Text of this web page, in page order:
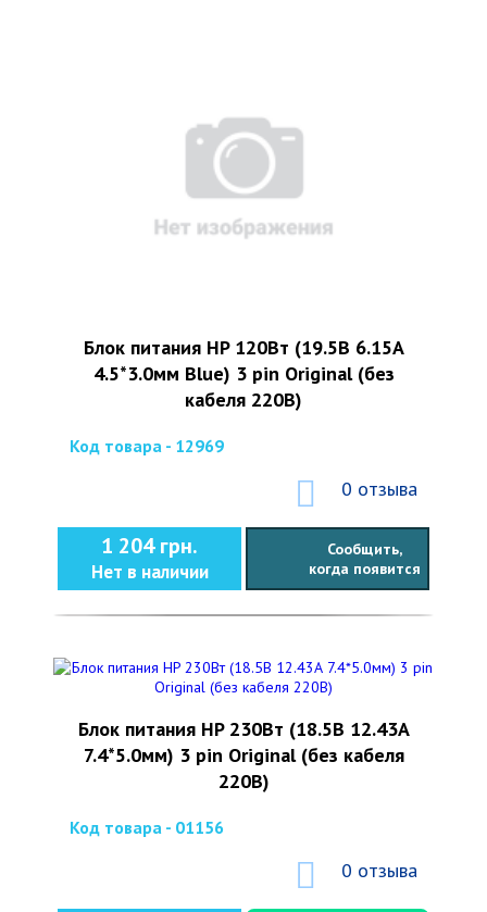
Блок питания HP 120Вт (19.5В 6.15А
4.5*3.0мм Blue) 3 pin Original (без
кабеля 220В)
Код товара - 12969
0 отзыва
1 204 грн.
Нет в наличии
Сообщить,
когда появится
Блок питания HP 230Вт (18.5В 12.43А
7.4*5.0мм) 3 pin Original (без кабеля
220В)
Код товара - 01156
0 отзыва